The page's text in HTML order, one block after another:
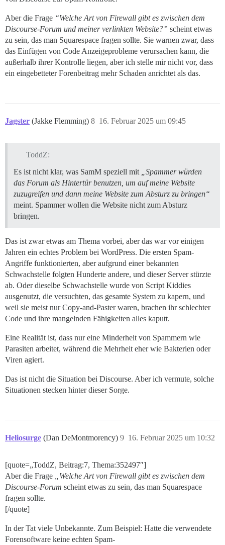
Aber die Frage “Welche Art von Firewall gibt es zwischen dem
Discourse-Forum und meiner verlinkten Website?” scheint etwas
zu sein, das man Squarespace fragen sollte. Sie warnen zwar, dass
das Einfügen von Code Anzeigeprobleme verursachen kann, die
außerhalb ihrer Kontrolle liegen, aber ich stelle mir nicht vor, dass
ein eingebetteter Forenbeitrag mehr Schaden anrichtet als das.
Jagster (Jakke Flemming) 16. Februar 2025 um 09:45
8
ToddZ:
Es ist nicht klar, was SamM speziell mit
„Spammer würden
das Forum als Hintertür benutzen, um auf meine Website
zuzugreifen und dann meine Website zum Absturz zu bringen“
meint. Spammer wollen die Website nicht zum Absturz
bringen.
Das ist zwar etwas am Thema vorbei, aber das war vor einigen
Jahren ein echtes Problem bei WordPress. Die ersten Spam-
Angriffe funktionierten, aber aufgrund einer bekannten
Schwachstelle folgten Hunderte andere, und dieser Server stürzte
ab. Oder dieselbe Schwachstelle wurde von Script Kiddies
ausgenutzt, die versuchten, das gesamte System zu kapern, und
weil sie meist nur Copy-and-Paster waren, brachen ihr schlechter
Code und ihre mangelnden Fähigkeiten alles kaputt.
Eine Realität ist, dass nur eine Minderheit von Spammern wie
Parasiten arbeitet, während die Mehrheit eher wie Bakterien oder
Viren agiert.
Das ist nicht die Situation bei Discourse. Aber ich vermute, solche
Situationen stecken hinter dieser Sorge.
Heliosurge (Dan DeMontmorency) 16. Februar 2025 um 10:32
9
[quote=„ToddZ, Beitrag:7, Thema:352497″]
Aber die Frage
„Welche Art von Firewall gibt es zwischen dem
Discourse-Forum scheint etwas zu sein, das man Squarespace
fragen sollte.
[/quote]
In der Tat viele Unbekannte. Zum Beispiel: Hatte die verwendete
Forensoftware keine echten Spam-